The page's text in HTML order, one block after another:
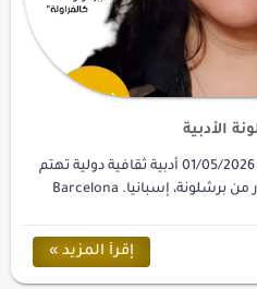
مجلة برشلونة الأدبية العدد الــ29 - 01/05/2026 أدبية ثقافية دولية تهتم
بأعمال أدباء العرب والعالم. - تصدر من برشلونة، إسبانيا. Barcelona